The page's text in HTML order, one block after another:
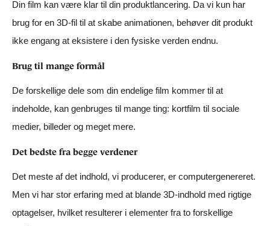
Din film kan være klar til din produktlancering. Da vi kun har
brug for en 3D-fil til at skabe animationen, behøver dit produkt
ikke engang at eksistere i den fysiske verden endnu.
Brug til mange formål
De forskellige dele som din endelige film kommer til at
indeholde, kan genbruges til mange ting: kortfilm til sociale
medier, billeder og meget mere.
Det bedste fra begge verdener
Det meste af det indhold, vi producerer, er computergenereret.
Men vi har stor erfaring med at blande 3D-indhold med rigtige
optagelser, hvilket resulterer i elementer fra to forskellige